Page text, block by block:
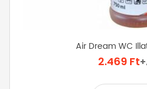
Air Dream WC
2.469 Ft